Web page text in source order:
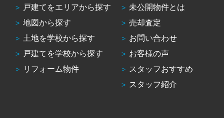
戸建てをエリアから探す
地図から探す
土地を学校から探す
戸建てを学校から探す
リフォーム物件
未公開物件とは
売却査定
お問い合わせ
お客様の声
スタッフおすすめ
スタッフ紹介